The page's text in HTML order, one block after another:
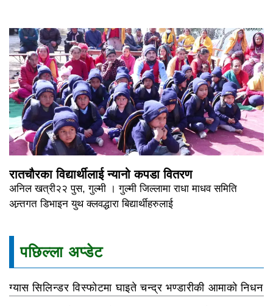
रातचौरका विद्यार्थीलाई न्यानो कपडा वितरण
अनिल खत्री२२ पुस, गुल्मी । गुल्मी जिल्लामा राधा माधव समिति
अन्र्तगत डिभाइन युथ क्लवद्धारा बिद्यार्थीहरुलाई
पछिल्ला अप्डेट
ग्यास सिलिन्डर विस्फोटमा घाइते चन्द्र भण्डारीकी आमाको निधन